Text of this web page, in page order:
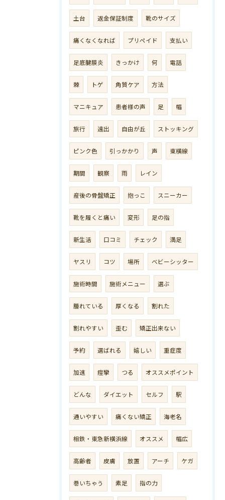
土台 返金保証制度 靴のサイズ
痛くなくなれば プリペイド 支払い
足底腱膜炎 きっかけ 何 電話
棘 トゲ 角質ケア 方法
マニキュア 患者様の声 足 幅
旅行 遠出 自由が丘 ストッキング
ピンク色 引っかかり 声 東横線
期間 観察 雨 レイン
産後の骨盤矯正 抱っこ スニーカー
靴を履くと痛い 変形 足の指
新生活 口コミ チェック 満足
ヤスリ コツ 場所 ベビーシッター
施術時間 施術メニュー 選ぶ
腫れている 厚くなる 割れた
割れやすい 歪む 矯正出来ない
予約 選ばれる 嬉しい 重症度
加速 痙攣 つる オススメポイント
どんな ダイエット セルフ 駅
通いやすい 痛くない矯正 海老名
相鉄・東急新横浜線 オススメ 幅広
高齢者 皮膚 放置 アーチ ケガ
巻いちゃう 素足 指の力